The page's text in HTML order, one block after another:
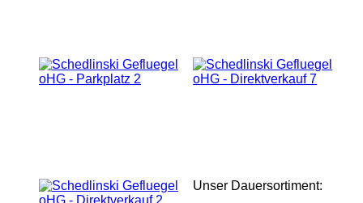
Unser Dauersortiment: